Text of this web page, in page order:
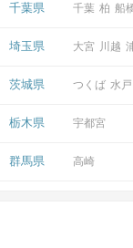
千葉県 千葉 柏 船
埼玉県 大宮 川越
茨城県 つくば 水戸
栃木県 宇都宮
群馬県 高崎